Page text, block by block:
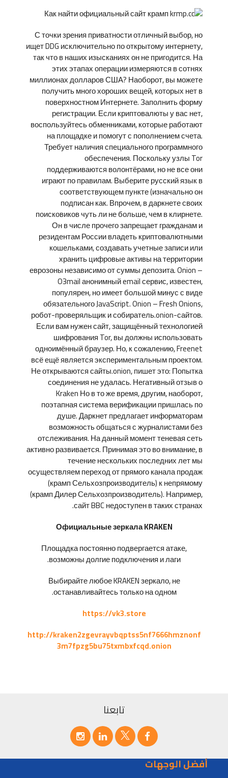
С точки зрения приватности отличный выбор, но
ищет DDG исключительно по открытому интернету,
так что в наших изысканиях он не пригодится. На
этих этапах операции измеряются в сотнях
миллионах долларов США? Наоборот, вы можете
получить много хороших вещей, которых нет в
поверхностном Интернете. Заполнить форму
регистрации. Если криптовалюты у вас нет,
воспользуйтесь обменниками, которые работают
на площадке и помогут с пополнением счета.
Требует наличия специального программного
обеспечения. Поскольку узлы Tor
поддерживаются волонтёрами, но не все они
играют по правилам. Выберите русский язык в
соответствующем пункте (изначально он
подписан как. Впрочем, в даркнете своих
поисковиков чуть ли не больше, чем в клирнете.
Он в числе прочего запрещает гражданам и
резидентам России владеть криптовалютными
кошельками, создавать учетные записи или
хранить цифровые активы на территории
еврозоны независимо от суммы депозита. Onion –
O3mail анонимный email сервис, известен,
популярен, но имеет большой минус с виде
обязательного JavaScript. Onion – Fresh Onions,
робот-проверяльщик и собиратель.onion-сайтов.
Если вам нужен сайт, защищённый технологией
шифрования Tor, вы должны использовать
одноимённый браузер. Но, к сожалению, Freenet
всё ещё является экспериментальным проектом.
Не открываются сайты.onion, пишет это: Попытка
соединения не удалась. Негативный отзыв о
Kraken Но в то же время, другим, наоборот,
поэтапная система верификации пришлась по
душе. Даркнет предлагает информаторам
возможность общаться с журналистами без
отслеживания. На данный момент теневая сеть
активно развивается. Принимая это во внимание, в
течение нескольких последних лет мы
осуществляем переход от прямого канала продаж
(крамп Сельхозпроизводитель) к непрямому
(крамп Дилер Сельхозпроизводитель). Например,
сайт BBC недоступен в таких странах.
Официальные зеркала KRAKEN
Площадка постоянно подвергается атаке,
возможны долгие подключения и лаги.
Выбирайте любое KRAKEN зеркало, не
останавливайтесь только на одном.
https://vk3.store
http://kraken2zgevrayvbqptss5nf7666hmznonf
3m7fpzg5bu75txmbxfcqd.onion
تابعنا
أفضل الوجهات